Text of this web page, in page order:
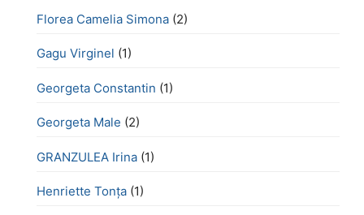
Florea Camelia Simona (2)
Gagu Virginel (1)
Georgeta Constantin (1)
Georgeta Male (2)
GRANZULEA Irina (1)
Henriette Tonţa (1)